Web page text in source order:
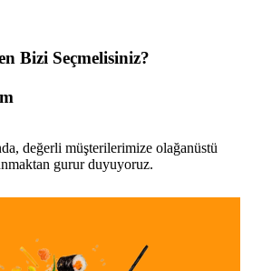
Bizi Seçmelisiniz?
değerli müşterilerimize olağanüstü
gurur duyuyoruz.